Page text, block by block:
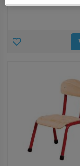
AJOUTER